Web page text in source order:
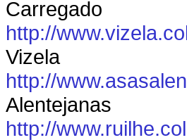
Carregado
http://
Vizela
http://
Alentejanas
http://